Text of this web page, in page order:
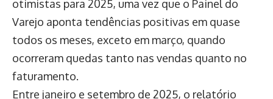
otimistas para 2025, uma vez que o Painel do
Varejo aponta tendências positivas em quase
todos os meses, exceto em março, quando
ocorreram quedas tanto nas vendas quanto no
faturamento.
Entre janeiro e setembro de 2025, o relatório